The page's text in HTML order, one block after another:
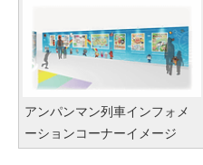
アンパンマン列車インフォメ
ーションコーナーイメージ